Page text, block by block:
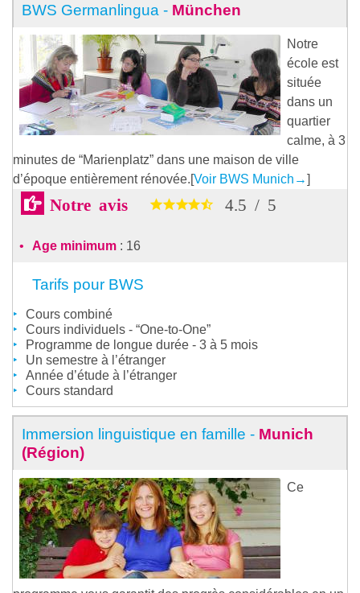
BWS Germanlingua - München
Notre
école est
située
dans un
quartier
calme, à 3
minutes de “Marienplatz” dans une maison de ville
d’époque entièrement rénovée.[Voir BWS Munich →]
Notre avis 4.5 / 5
Age minimum : 16
Tarifs pour BWS
Cours combiné
Cours individuels - “One-to-One”
Programme de longue durée - 3 à 5 mois
Un semestre à l’étranger
Année d’étude à l’étranger
Cours standard
Immersion linguistique en famille - Munich
(Région)
Ce